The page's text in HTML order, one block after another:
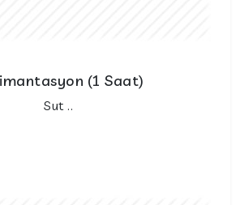
(1 Saat)
Sut ..